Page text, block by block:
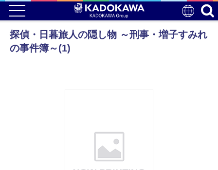
探偵・日暮旅人の隠し物 ～刑事・増子すみれ
の事件簿～(1)